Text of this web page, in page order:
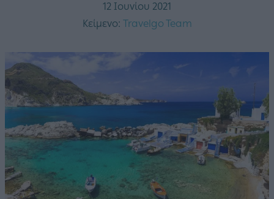
12 Ιουνίου 2021
Κείμενο: Travelgo Team